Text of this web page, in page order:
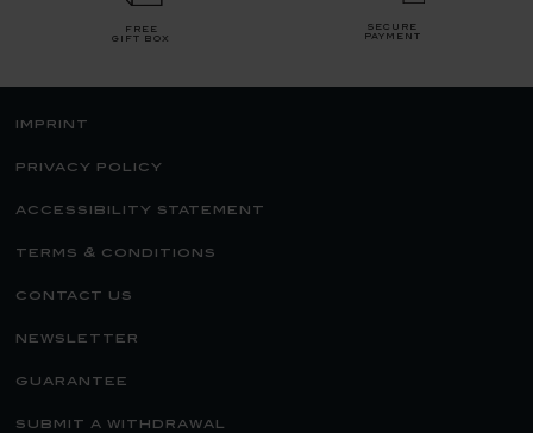
free
gift box
secure
payment
imprint
privacy policy
accessibility statement
terms & conditions
contact us
newsletter
guarantee
submit a withdrawal